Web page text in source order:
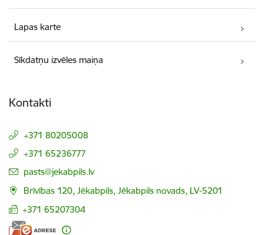
Lapas karte
Sīkdatņu izvēles maiņa
Kontakti
+371 80205008
+371 65236777
E-pasts:
pasts@jekabpils.lv
Brīvības 120, Jēkabpils, Jēkabpils novads, LV-5201
+371 65207304